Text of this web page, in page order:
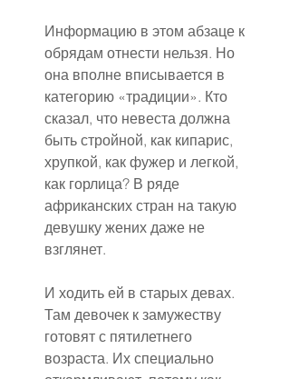
Информацию в этом абзаце к
обрядам отнести нельзя. Но
она вполне вписывается в
категорию «традиции». Кто
сказал, что невеста должна
быть стройной, как кипарис,
хрупкой, как фужер и легкой,
как горлица? В ряде
африканских стран на такую
девушку жених даже не
взглянет.
И ходить ей в старых девах.
Там девочек к замужеству
готовят с пятилетнего
возраста. Их специально